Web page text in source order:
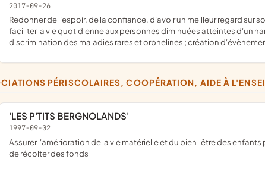
2017-09-26
redonner de l'espoir, de la confiance, d'avoir un meilleur regard sur soi, de permettre de sortir de l'ombre, de créer des liens sociaux ;
faciliter la vie quotidienne aux personnes diminuées atteintes d'un
discrimination des maladies rares et orphelines ; création
PÉRISCOLAIRES, COOPÉRATION, AIDE À
'LES P'TITS BERGNOLANDS'
1997-09-02
assurer l'amérioration de la vie matérielle et du bien-être des enfants par le biais de manifestations et d'activités diverses permettant
de récolter des fonds